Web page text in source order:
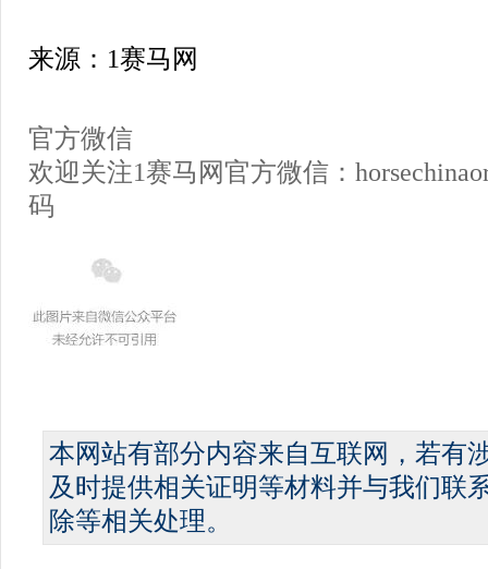
来源：1赛马网
官方微信
欢迎关注1赛马网官方微信：
码
本网站有部分内容来自互联网，若有
及时提供相关证明等材料并与我们联
除等相关处理。